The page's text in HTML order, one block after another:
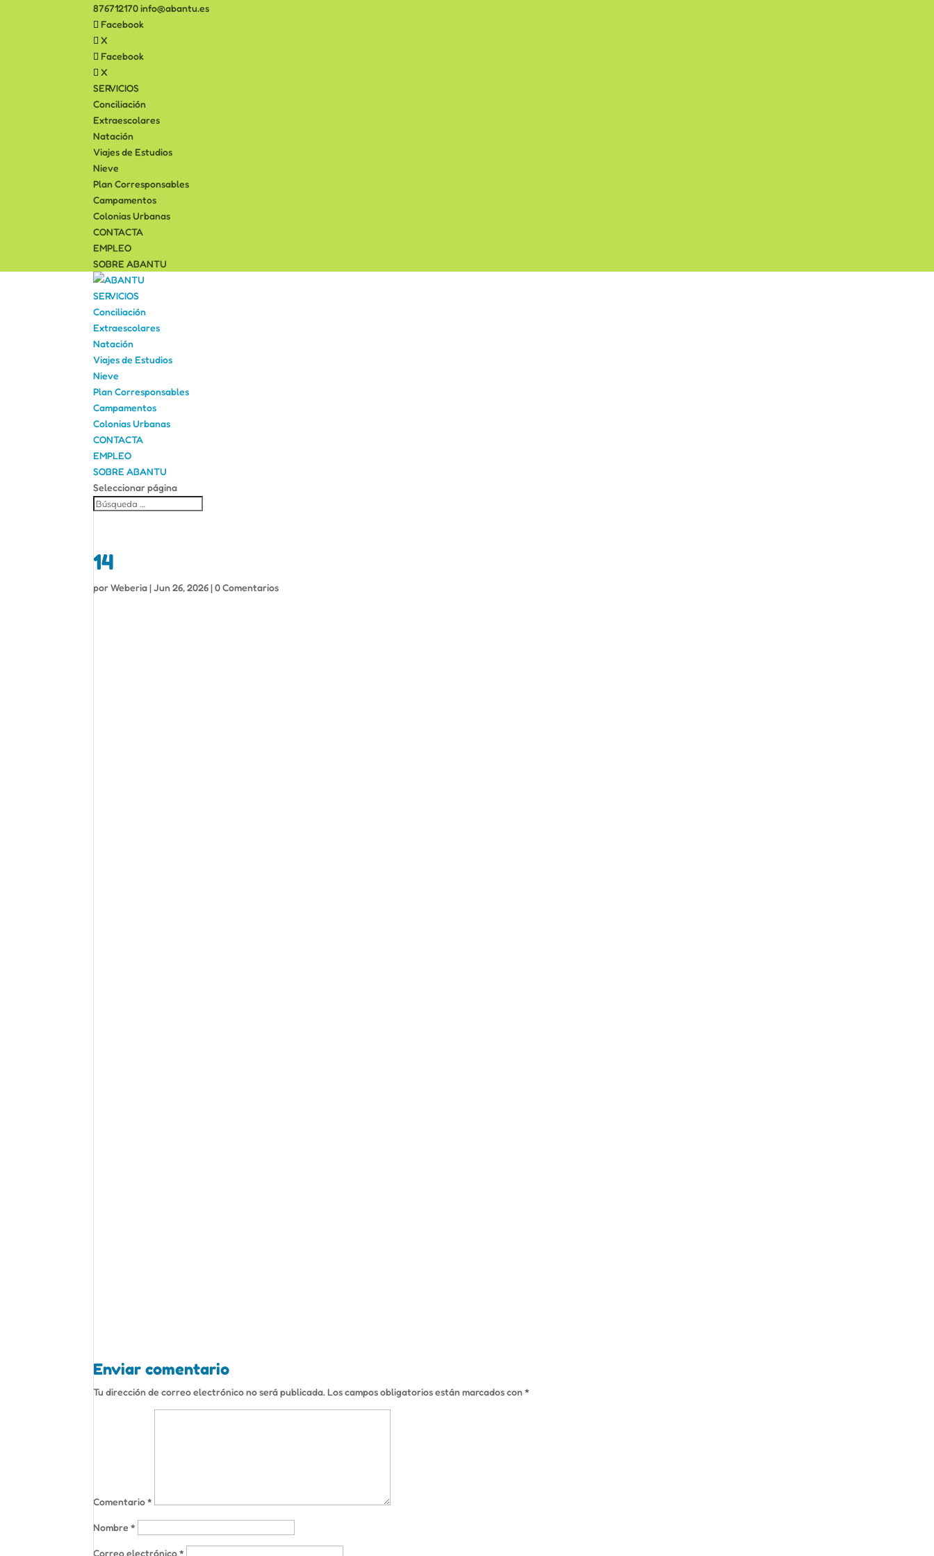
876712170 info@abantu.es
Facebook
X
Facebook
X
SERVICIOS
Conciliación
Extraescolares
Natación
Viajes de Estudios
Nieve
Plan Corresponsables
Campamentos
Colonias Urbanas
CONTACTA
EMPLEO
SOBRE ABANTU
SERVICIOS
Conciliación
Extraescolares
Natación
Viajes de Estudios
Nieve
Plan Corresponsables
Campamentos
Colonias Urbanas
CONTACTA
EMPLEO
SOBRE ABANTU
Seleccionar página
14
porWeberia|Jun 26, 2026|0 Comentarios
Enviar comentario
Tu dirección de correo electrónico no será publicada. Los campos obligatorios están marcados con*
Comentario*
Nombre*
Correo electrónico*